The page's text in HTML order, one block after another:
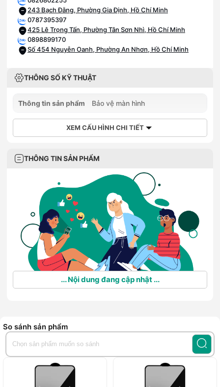
243 Bạch Đằng, Phường Gia Định, Hồ Chí Minh
0787395397
425 Lê Trọng Tấn, Phường Tân Sơn Nhì, Hồ Chí Minh
0898899170
Số 454 Nguyễn Oanh, Phường An Nhơn, Hồ Chí Minh
THÔNG SỐ KỸ THUẬT
Thông tin sản phẩm Bảo vệ màn hình
XEM CẤU HÌNH CHI TIẾT
THÔNG TIN SẢN PHẨM
... Nội dung đang cập nhật ...
So sánh sản phẩm